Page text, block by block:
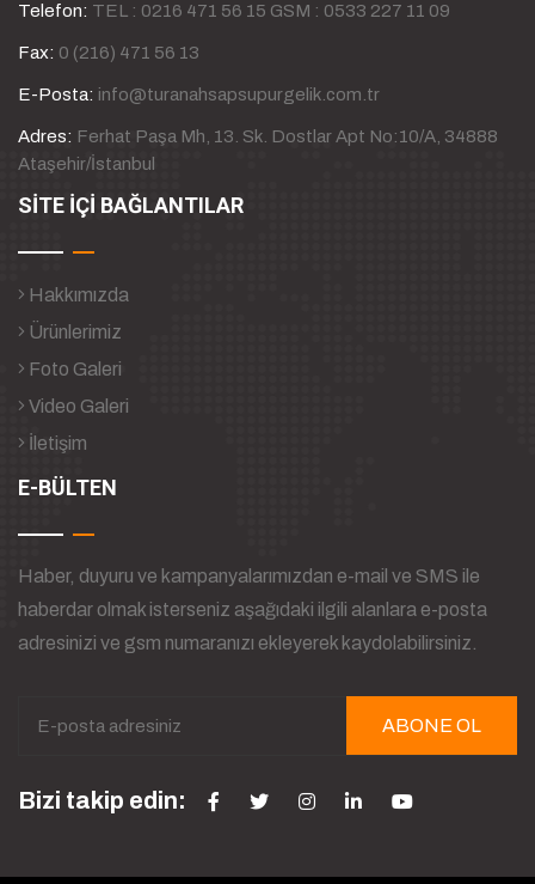
Telefon: TEL : 0216 471 56 15 GSM : 0533 227 11 09
Fax: 0 (216) 471 56 13
E-Posta: info@turanahsapsupurgelik.com.tr
Adres: Ferhat Paşa Mh, 13. Sk. Dostlar Apt No:10/A, 34888
Ataşehir/İstanbul
SİTE İÇİ BAĞLANTILAR
Hakkımızda
Ürünlerimiz
Foto Galeri
Video Galeri
İletişim
E-BÜLTEN
Haber, duyuru ve kampanyalarımızdan e-mail ve SMS ile
haberdar olmak isterseniz aşağıdaki ilgili alanlara e-posta
adresinizi ve gsm numaranızı ekleyerek kaydolabilirsiniz.
ABONE OL
Bizi takip edin: